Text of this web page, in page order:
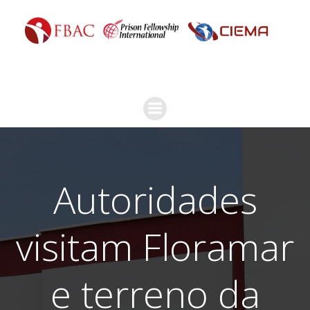
Autoridades
visitam Floramar
e terreno da